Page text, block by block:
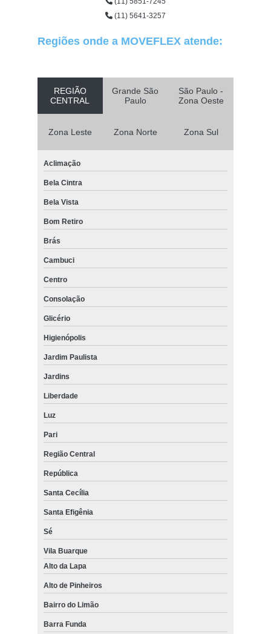
(11) 5641-3257
Regiões onde a MOVEFLEX atende:
REGIÃO
CENTRAL
Grande São
Paulo
São Paulo -
Zona Oeste
Zona Leste Zona Norte Zona Sul
Aclimação
Bela Cintra
Bela Vista
Bom Retiro
Brás
Cambuci
Centro
Consolação
Glicério
Higienópolis
Jardim Paulista
Jardins
Liberdade
Luz
Pari
Região Central
República
Santa Cecília
Santa Efigênia
Sé
Vila Buarque
Alto da Lapa
Alto de Pinheiros
Bairro do Limão
Barra Funda